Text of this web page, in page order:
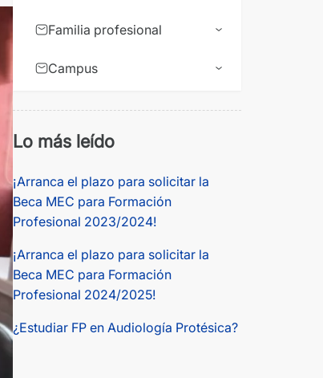
Familia profesional
Campus
Lo más leído
¡Arranca el plazo para solicitar la
Beca MEC para Formación
Profesional 2023/2024!
¡Arranca el plazo para solicitar la
Beca MEC para Formación
Profesional 2024/2025!
¿Estudiar FP en Audiología Protésica?